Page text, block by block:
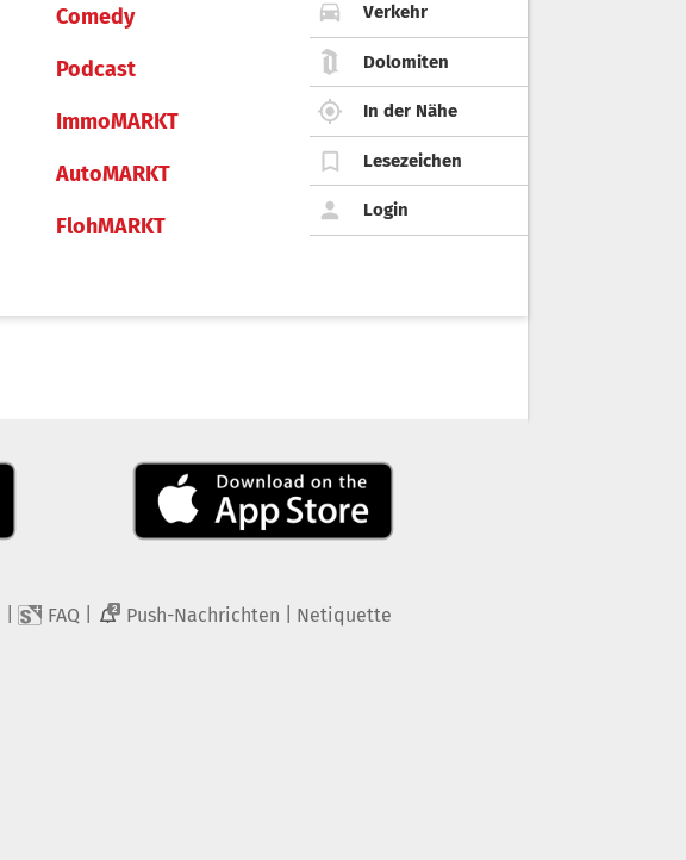
Comedy
Podcast
ImmoMARKT
AutoMARKT
FlohMARKT
Verkehr
Dolomiten
In der Nähe
Lesezeichen
Login
FAQ 2 Push-Nachrichten Netiquette